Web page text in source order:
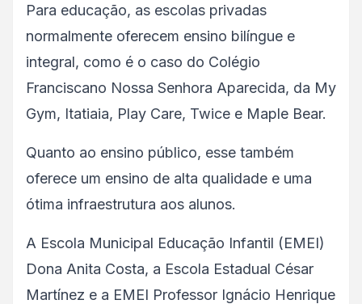
Para educação, as escolas privadas
normalmente oferecem ensino bilíngue e
integral, como é o caso do Colégio
Franciscano Nossa Senhora Aparecida, da My
Gym, Itatiaia, Play Care, Twice e Maple Bear.
Quanto ao ensino público, esse também
oferece um ensino de alta qualidade e uma
ótima infraestrutura aos alunos.
A Escola Municipal Educação Infantil (EMEI)
Dona Anita Costa, a Escola Estadual César
Martínez e a EMEI Professor Ignácio Henrique